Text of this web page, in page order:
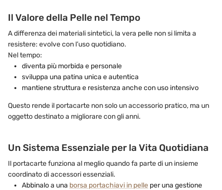
Il Valore della Pelle nel Tempo
A differenza dei materiali sintetici, la vera pelle non si limita a
resistere: evolve con l’uso quotidiano.
Nel tempo:
diventa più morbida e personale
sviluppa una patina unica e autentica
mantiene struttura e resistenza anche con uso intensivo
Questo rende il portacarte non solo un accessorio pratico, ma un
oggetto destinato a migliorare con gli anni.
Un Sistema Essenziale per la Vita Quotidiana
Il portacarte funziona al meglio quando fa parte di un insieme
coordinato di accessori essenziali.
Abbinalo a una borsa portachiavi in pelle per una gestione